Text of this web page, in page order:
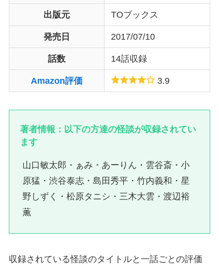
出版元 TOブックス
発売日 2017/07/10
話数 14話収録
Amazon評価 3.9
著者情報：以下の方達の怪談が収録されてい
ます
山口敏太郎・ぁみ・あーりん・雲谷斎・小
原猛・渋谷泰志・島田秀平・竹内義和・星
野しずく・松原タニシ・三木大雲・渡辺裕
薫
収録されている怪談のタイトルと一話ごとの評価